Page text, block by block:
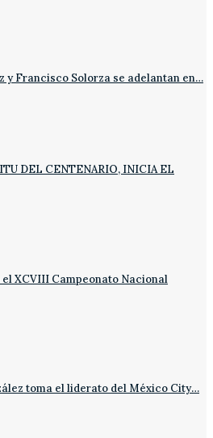
y Francisco Solorza se adelantan en…
DEL CENTENARIO, INICIA EL
XCVIII Campeonato Nacional
toma el liderato del México City…